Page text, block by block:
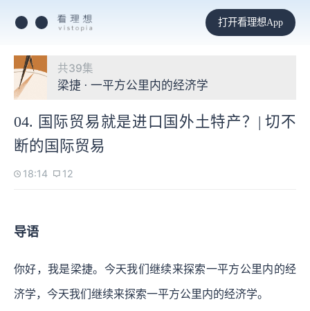
打开看理想App
共39集
梁捷 · 一平方公里内的经济学
04. 国际贸易就是进口国外土特产？| 切不
断的国际贸易
18:14 12
导语
你好，我是梁捷。今天我们继续来探索一平方公里内的经
济学，今天我们继续来探索一平方公里内的经济学。